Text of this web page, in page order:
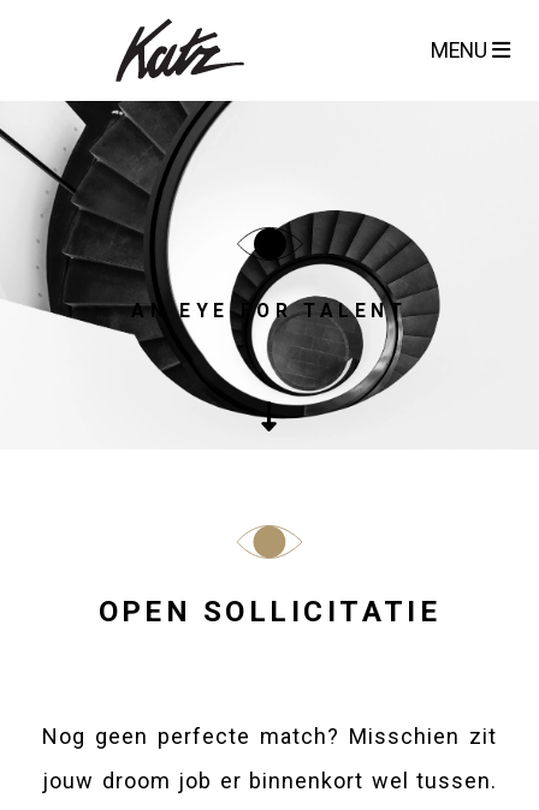
MENU
AN EYE FOR TALENT
OPEN SOLLICITATIE
Nog geen perfecte match? Misschien zit
jouw droom job er binnenkort wel tussen.